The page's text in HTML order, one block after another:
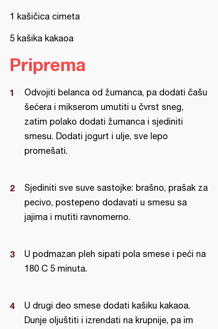
1 kašičica cimeta
5 kašika kakaoa
Priprema
Odvojiti belanca od žumanca, pa dodati čašu
šećera i mikserom umutiti u čvrst sneg,
zatim polako dodati žumanca i sjediniti
smesu. Dodati jogurt i ulje, sve lepo
promešati.
Sjediniti sve suve sastojke: brašno, prašak za
pecivo, postepeno dodavati u smesu sa
jajima i mutiti ravnomerno.
U podmazan pleh sipati pola smese i peći na
180 C 5 minuta.
U drugi deo smese dodati kašiku kakaoa.
Dunje oljuštiti i izrendati na krupnije, pa im